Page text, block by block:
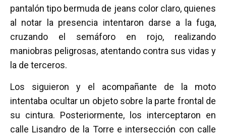
pantalón tipo bermuda de jeans color claro, quienes
al notar la presencia intentaron darse a la fuga,
cruzando el semáforo en rojo, realizando
maniobras peligrosas, atentando contra sus vidas y
la de terceros.
Los siguieron y el acompañante de la moto
intentaba ocultar un objeto sobre la parte frontal de
su cintura. Posteriormente, los interceptaron en
calle Lisandro de la Torre e intersección con calle